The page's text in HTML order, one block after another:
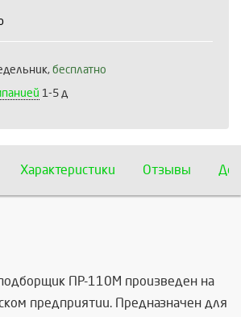
бесплатно
1-5 д
Характеристики Отзывы
ПР-110М произведен на
предприятии. Предназначен для